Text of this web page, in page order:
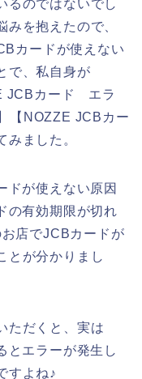
るのではないでし
みを抱えたので、
カードが使えない
で、私自身が
JCBカード エラ
【NOZZE JCBカー
ました。
ドが使えない原因
の有効期限が切れ
店でJCBカードが
とが分かりまし
ただくと、実は
とエラーが発生し
すよね♪